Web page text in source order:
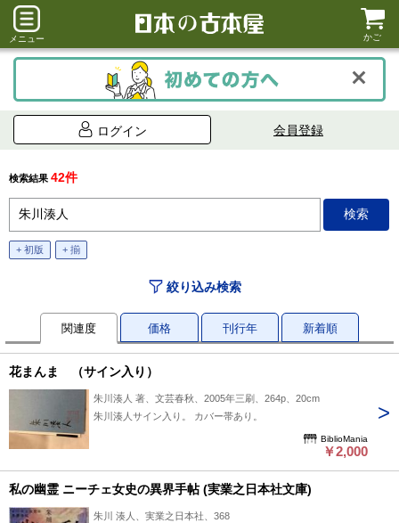
メニュー かご
ログイン 会員登録
検索結果 42件
+ 初版 + 揃
絞り込み検索
関連度 価格 刊行年 新着順
花まんま （サイン入り）
朱川湊人 著、文芸春秋、2005年三刷、264p、20cm
朱川湊人サイン入り。 カバー帯あり。
BiblioMania
￥2,000
私の幽霊 ニーチェ女史の異界手帖 (実業之日本社文庫)
朱川 湊人、実業之日本社、368